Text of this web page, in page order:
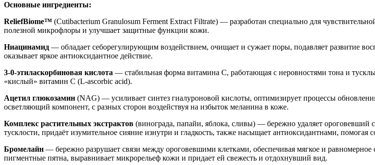
Основные ингредиенты:
ReliefBiome™ (Cutibacterium Granulosum Ferment Extract Filtrate) — разработан специально для
полезной микрофлоры и улучшает защитные функции кожи.
Ниацинамид — обладает себорегулирующим воздействием, очищает и сужает поры, подавляет развитие
оказывает яркое антиоксидантное действие.
3-0-этиласкорбиновая кислота — стабильная форма витамина С, работающая с неровностями тона и
«кислый» витамин С (L-ascorbic acid).
Ацетил глюкозамин (NAG) — усиливает синтез гиалуроновой кислоты, оптимизирует процессы
осветляющий компонент, с разных сторон воздействуя на избыток меланина в коже.
Комплекс растительных экстрактов (винограда, папайи, яблока, сливы) — бережно удаляет ороговевший
тусклости, придаёт изумительное сияние изнутри и гладкость, также насыщает антиоксидантнами, помогая
Бромелайн — бережно разрушает связи между ороговевшими клетками, обеспечивая мягкое и
пигментные пятна, выравнивает микрорельеф кожи и придает ей свежесть и отдохнувший вид.